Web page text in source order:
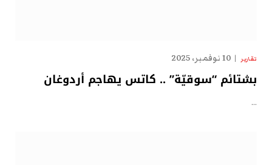
تقارير 10 نوفمبر، 2025
بشتائم “سوقيّة” .. كاتس يهاجم أردوغان
…